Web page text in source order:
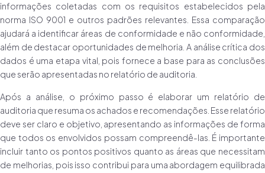
informações coletadas com os requisitos estabelecidos pela
norma ISO 9001 e outros padrões relevantes. Essa comparação
ajudará a identificar áreas de conformidade e não conformidade,
além de destacar oportunidades de melhoria. A análise crítica dos
dados é uma etapa vital, pois fornece a base para as conclusões
que serão apresentadas no relatório de auditoria.
Após a análise, o próximo passo é elaborar um relatório de
auditoria que resuma os achados e recomendações. Esse relatório
deve ser claro e objetivo, apresentando as informações de forma
que todos os envolvidos possam compreendê-las. É importante
incluir tanto os pontos positivos quanto as áreas que necessitam
de melhorias, pois isso contribui para uma abordagem equilibrada